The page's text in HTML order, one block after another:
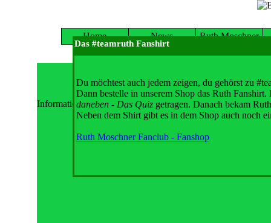
Home News Ruth Moschner
Informationen folgen in Kürze. Bis dahin kannst du die
Das #teamruth Fanshirt
Du möchtest auch jedem zeigen, du gehörst zu
Dann bestelle in unserem Shop das Ruth
daneben - Das Quiz getragen. Danach bekam
Neben dem Shirt gibt es in dem Shop auch noch
Ruth Moschner Fanclub - Fanshop